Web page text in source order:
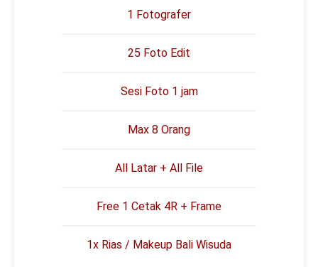
1 Fotografer
25 Foto Edit
Sesi Foto 1 jam
Max 8 Orang
All Latar + All File
Free 1 Cetak 4R + Frame
1x Rias / Makeup Bali Wisuda